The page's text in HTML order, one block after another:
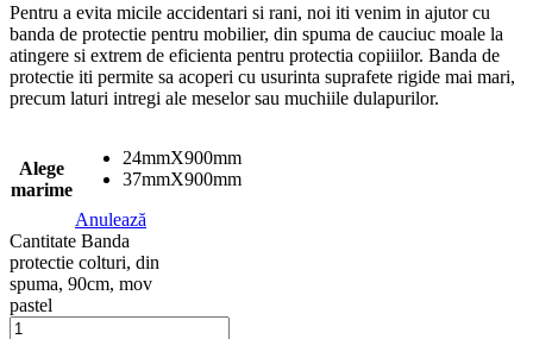
Pentru a evita micile accidentari si rani, noi iti venim in ajutor cu
banda de protectie pentru mobilier, din spuma de cauciuc moale la
atingere si extrem de eficienta pentru protectia copiiilor. Banda de
protectie iti permite sa acoperi cu usurinta suprafete rigide mai mari,
precum laturi intregi ale meselor sau muchiile dulapurilor.
Alege
marime
24mmX900mm
37mmX900mm
Anulează
Cantitate Banda
protectie colturi, din
spuma, 90cm, mov
pastel